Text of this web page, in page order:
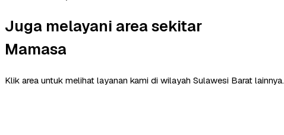
Juga melayani area sekitar
Mamasa
Klik area untuk melihat layanan kami di wilayah Sulawesi Barat lainnya.